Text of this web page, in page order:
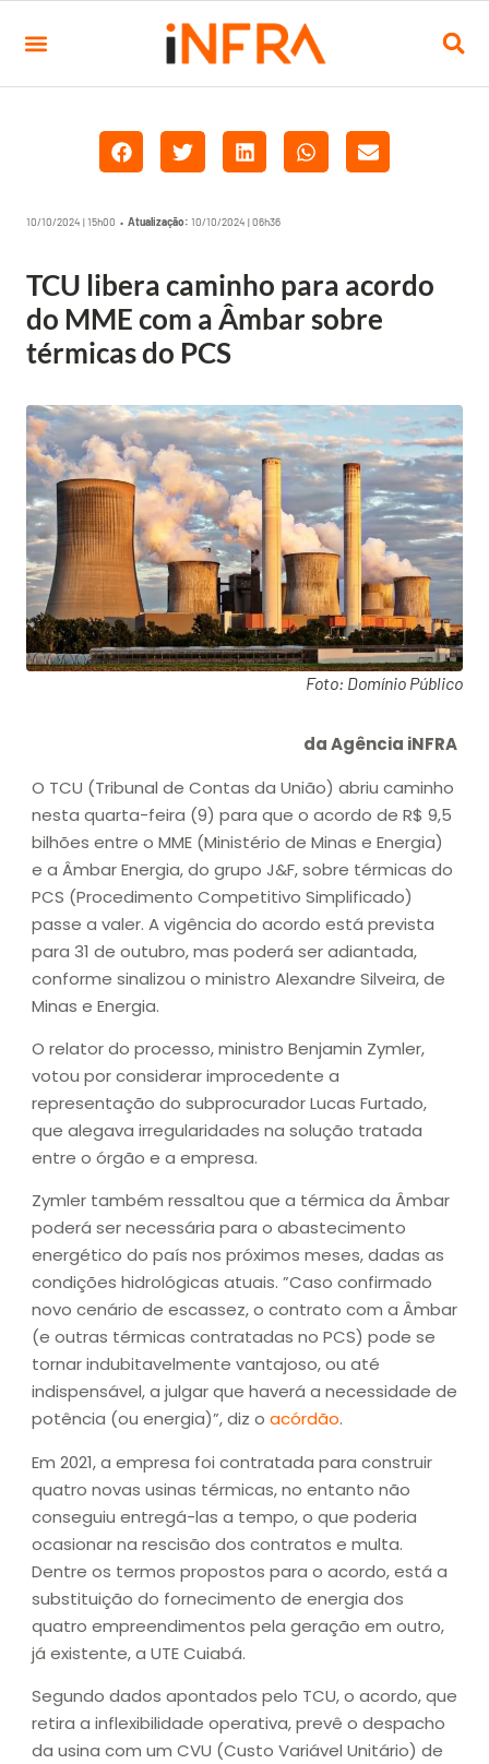
10/10/2024 | 15h00 • Atualização: 10/10/2024 | 06h36
TCU libera caminho para acordo
do MME com a Âmbar sobre
térmicas do PCS
Foto: Domínio Público
da Agência iNFRA
O TCU (Tribunal de Contas da União) abriu caminho
nesta quarta-feira (9) para que o acordo de R$ 9,5
bilhões entre o MME (Ministério de Minas e Energia)
e a Âmbar Energia, do grupo J&F, sobre térmicas do
PCS (Procedimento Competitivo Simplificado)
passe a valer. A vigência do acordo está prevista
para 31 de outubro, mas poderá ser adiantada,
conforme sinalizou o ministro Alexandre Silveira, de
Minas e Energia.
O relator do processo, ministro Benjamin Zymler,
votou por considerar improcedente a
representação do subprocurador Lucas Furtado,
que alegava irregularidades na solução tratada
entre o órgão e a empresa.
Zymler também ressaltou que a térmica da Âmbar
poderá ser necessária para o abastecimento
energético do país nos próximos meses, dadas as
condições hidrológicas atuais. ​​”Caso confirmado
novo cenário de escassez, o contrato com a Âmbar
(e outras térmicas contratadas no PCS) pode se
tornar indubitavelmente vantajoso, ou até
indispensável, a julgar que haverá a necessidade de
potência (ou energia)”, diz o acórdão.
Em 2021, a empresa foi contratada para construir
quatro novas usinas térmicas, no entanto não
conseguiu entregá-las a tempo, o que poderia
ocasionar na rescisão dos contratos e multa.
Dentre os termos propostos para o acordo, está a
substituição do fornecimento de energia dos
quatro empreendimentos pela geração em outro,
já existente, a UTE Cuiabá.
Segundo dados apontados pelo TCU, o acordo, que
retira a inflexibilidade operativa, prevê o despacho
da usina com um CVU (Custo Variável Unitário) de